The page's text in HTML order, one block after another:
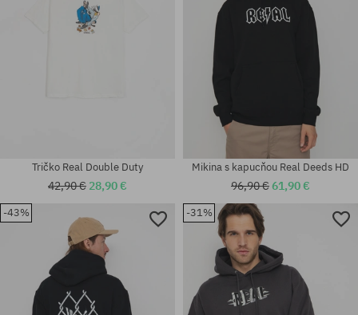
Dostupné veľkosti:
Dostupné veľkosti:
M; L; XL
Tričko Real Double Duty
42,90 € 28,90 €
Mikina s kapucňou Real Deeds HD
96,90 €61,90 €
-43% -31%